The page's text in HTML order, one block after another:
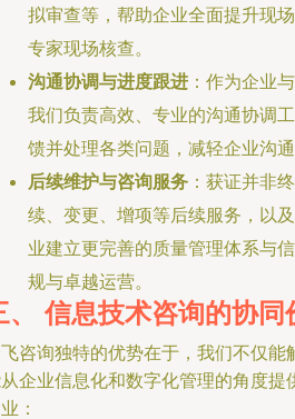
拟审查等，帮助企业全面提升现
专家现场核查。
沟通协调与进度跟进 ：作为企业
我们负责高效、专业的沟通协调
馈并处理各类问题，减轻企业沟通
后续维护与咨询服务 ：获证并非
续、变更、增项等后续服务，以
业建立更完善的质量管理体系与
规与卓越运营。
、 信息技术咨询的协同
咨询独特的优势在于，我们不仅能
企业信息化和数字化管理的角度提
：